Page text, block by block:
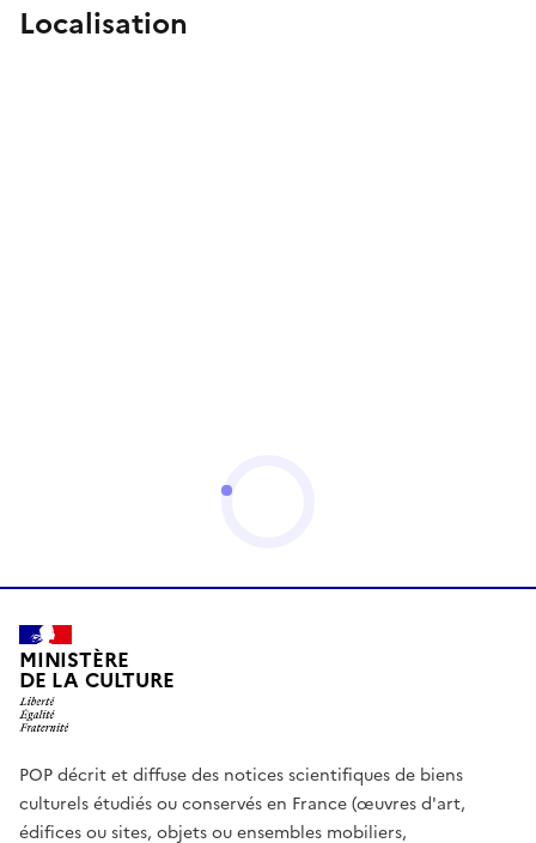
Localisation
MINISTÈRE
DE LA CULTURE
POP décrit et diffuse des notices scientifiques de biens
culturels étudiés ou conservés en France (œuvres d'art,
édifices ou sites, objets ou ensembles mobiliers,